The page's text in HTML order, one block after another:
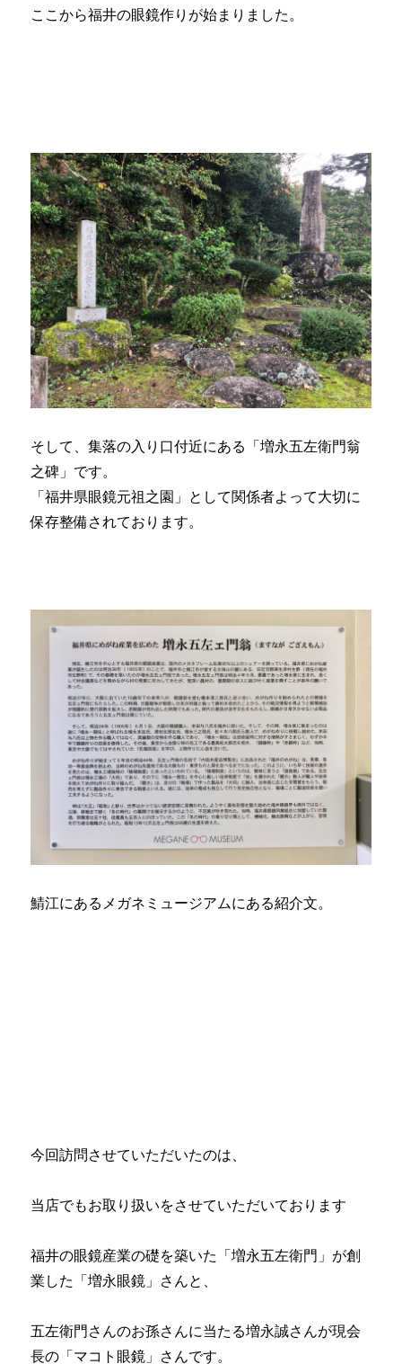
ここから福井の眼鏡作りが始まりました。
そして、集落の入り口付近にある「増永五左衛門翁
之碑」です。
「福井県眼鏡元祖之園」として関係者よって大切に
保存整備されております。
鯖江にあるメガネミュージアムにある紹介文。
今回訪問させていただいたのは、
当店でもお取り扱いをさせていただいております
福井の眼鏡産業の礎を築いた「増永五左衛門」が創
業した「増永眼鏡」さんと、
五左衛門さんのお孫さんに当たる増永誠さんが現会
長の「マコト眼鏡」さんです。